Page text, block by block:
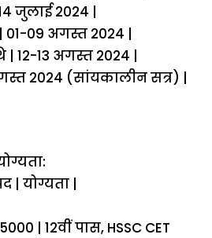
जुलाई 2024 |
01-09 अगस्त 2024 |
| 12-13 अगस्त 2024 |
2024 (सांयकालीन सत्र) |
| योग्यता |
| 12वीं पास, HSSC CET